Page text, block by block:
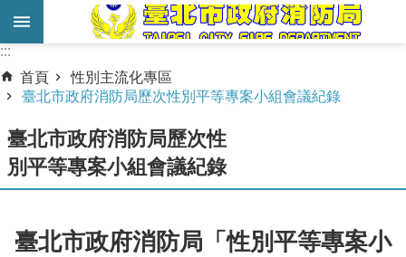
跳到主要內容區塊
進
階
尋
業
服
務
:::
:::
首頁
性別主流化專區
臺北市政府消防局歷次性別平等專案小組會議紀錄
臺北市政府消防局歷次性
別平等專案小組會議紀錄
臺北市政府消防局「性別平等專案小